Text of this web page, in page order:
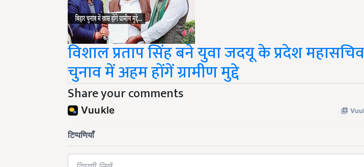
विशाल प्रताप सिंह बने युवा जदयू के प्रदेश
चुनाव में अहम होंगें ग्रामीण मुद्दे
Share your comments